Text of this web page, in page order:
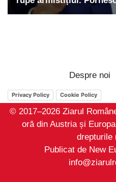
Despre noi
Privacy Policy Cookie Policy
© 2017–2026 Ziarul
oră din Austria și
drepturile
Publicat de New